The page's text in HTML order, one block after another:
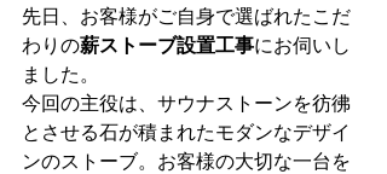
先日、お客様がご自身で選ばれたこだ
わりの薪ストーブ設置工事にお伺いし
ました。
今回の主役は、サウナストーンを彷彿
とさせる石が積まれたモダンなデザイ
ンのストーブ。お客様の大切な一台を